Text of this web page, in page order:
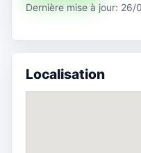
Dernière mise à jour: 26/
Localisation